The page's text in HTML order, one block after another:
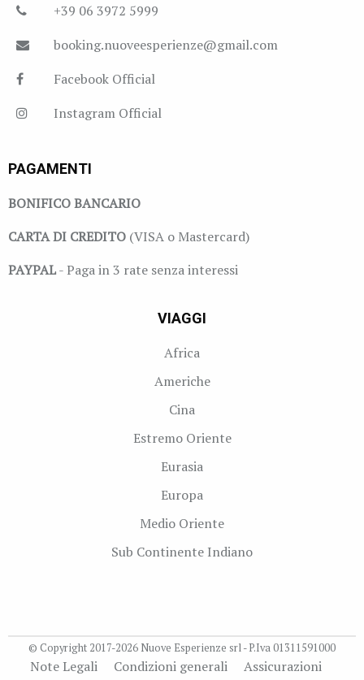
+39 06 3972 5999
booking.nuoveesperienze@gmail.com
Facebook Official
Instagram Official
PAGAMENTI
BONIFICO BANCARIO
CARTA DI CREDITO (VISA o Mastercard)
PAYPAL- Paga in 3 rate senza interessi
VIAGGI
Africa
Americhe
Cina
Estremo Oriente
Eurasia
Europa
Medio Oriente
Sub Continente Indiano
© Copyright 2017-2026 Nuove Esperienze srl - P.Iva 01311591000
Note Legali Condizioni generali
Assicurazioni